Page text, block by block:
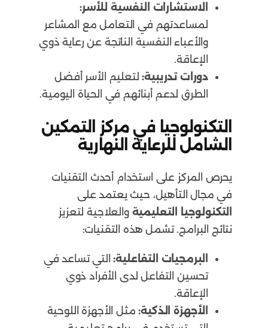
الاستشارات النفسية للأسر:
لمساعدتهم في التعامل مع المشاعر
والأعباء النفسية الناتجة عن رعاية ذوي
الإعاقة.
دورات تدريبية:لتعليم الأسر أفضل
الطرق لدعم أبنائهم في الحياة اليومية.
التكنولوجيا في مركز التمكين
الشامل للرعاية النهارية
يحرص المركز على استخدام أحدث التقنيات
في مجال التأهيل، حيث يعتمد على
التكنولوجيا التعليمية والعلاجية لتعزيز
نتائج البرامج. تشمل هذه التقنيات:
البرمجيات التفاعلية:التي تساعد في
تحسين التفاعل لدى الأفراد ذوي
الإعاقة.
الأجهزة الذكية:مثل الأجهزة اللوحية